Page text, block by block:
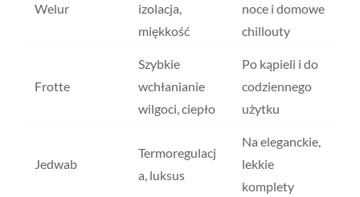
Welur
izolacja,
miękkość
noce i domowe
chillouty
Frotte
Szybkie
wchłanianie
wilgoci, ciepło
Po kąpieli i do
codziennego
użytku
Jedwab
Termoregulacj
a, luksus
Na eleganckie,
lekkie
komplety